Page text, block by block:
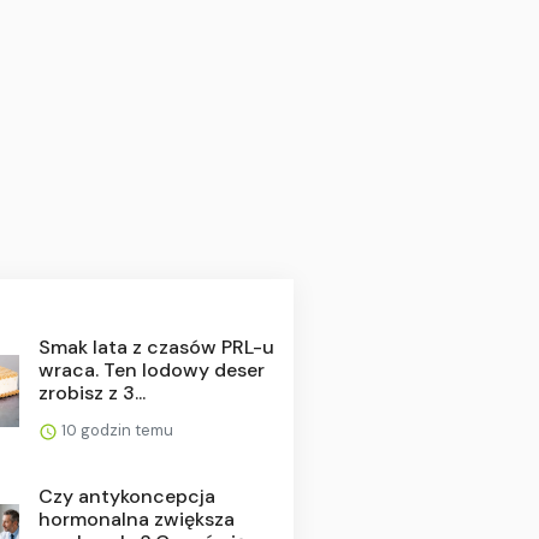
Smak lata z czasów PRL-u
wraca. Ten lodowy deser
zrobisz z 3...
10 godzin temu
Czy antykoncepcja
hormonalna zwiększa